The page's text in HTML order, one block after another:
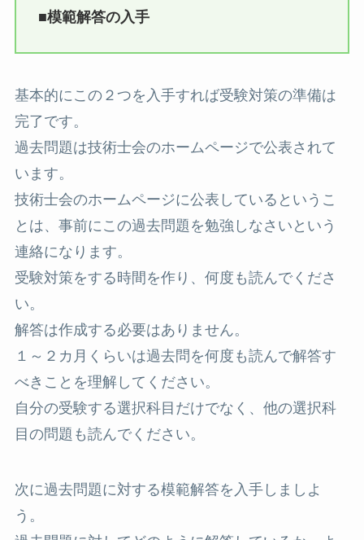
■模範解答の入手
基本的にこの２つを入手すれば受験対策の準備は
完了です。
過去問題は技術士会のホームページで公表されて
います。
技術士会のホームページに公表しているというこ
とは、事前にこの過去問題を勉強しなさいという
連絡になります。
受験対策をする時間を作り、何度も読んでくださ
い。
解答は作成する必要はありません。
１～２カ月くらいは過去問を何度も読んで解答す
べきことを理解してください。
自分の受験する選択科目だけでなく、他の選択科
目の問題も読んでください。
次に過去問題に対する模範解答を入手しましよ
う。